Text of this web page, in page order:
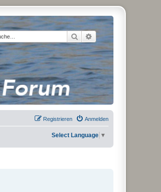
Suche Erweiterte Suche
Anmelden
Registrieren
Select Language ▼